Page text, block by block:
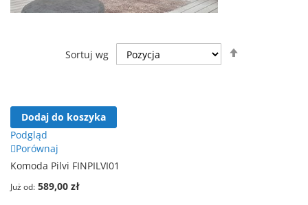
Sortuj wg
Dodaj do koszyka
Podgląd
Porównaj
Komoda Pilvi FINPILVI01
Już od 589,00 zł